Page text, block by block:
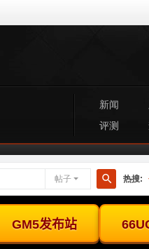
新闻
评测
帖子
搜
热搜: